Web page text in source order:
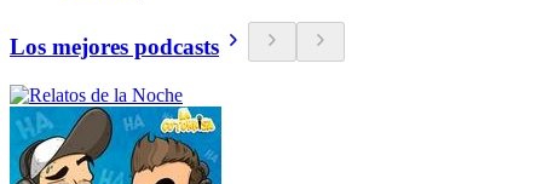
Los mejores podcasts